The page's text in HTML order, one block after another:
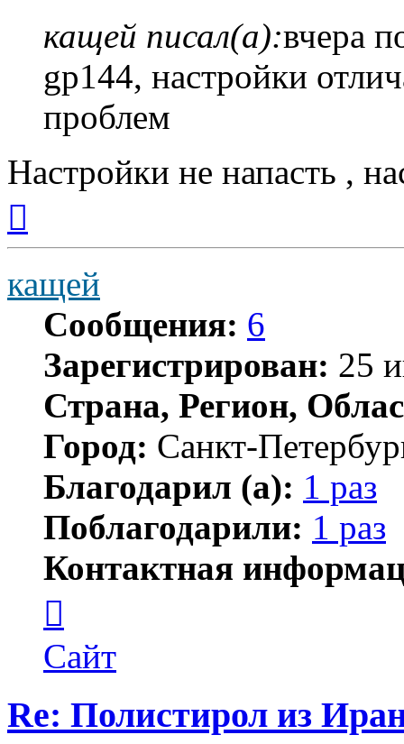
кащей писал(а):вчера
gp144, настройки
проблем
Настройки не напасть ,
началу
кащей
Сообщения: 6
Зарегистрирован: 25
Страна, Регион,
Город: Санкт-
Благодарил (а): 1 раз
Поблагодарили: 1 раз
Контактная
пользователя
кащей
Сайт
Re: Полистирол из